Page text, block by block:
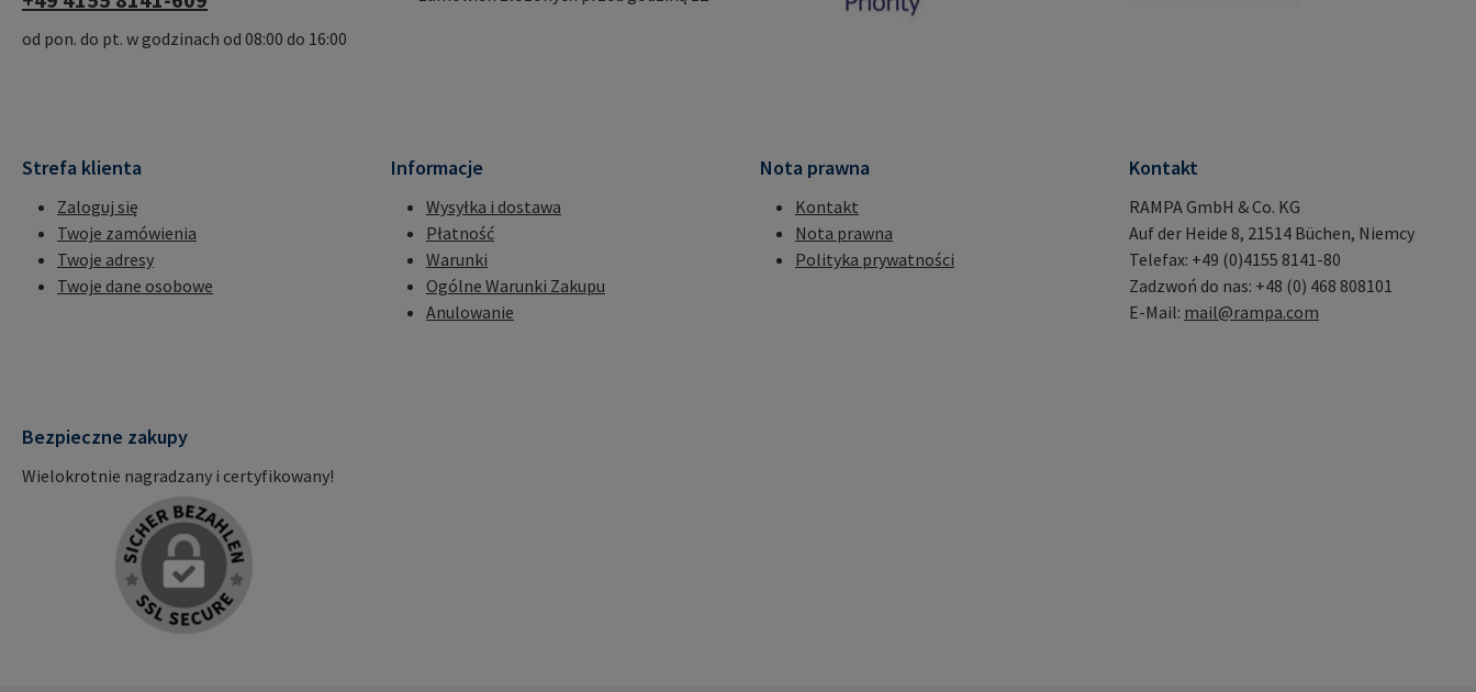
od pon. do pt. w godzinach od 08:00 do 16:00
Strefa klienta
Zaloguj się
Twoje zamówienia
Twoje adresy
Twoje dane osobowe
Informacje
Wysyłka i dostawa
Płatność
Warunki
Ogólne Warunki Zakupu
Anulowanie
Nota prawna
Kontakt
Nota prawna
Polityka prywatności
Kontakt
RAMPA GmbH & Co. KG
Auf der Heide 8, 21514 Büchen, Niemcy
Telefax: +49 (0)4155 8141-80
Zadzwoń do nas: +48 (0) 468 808101
E-Mail: mail@rampa.com
Bezpieczne zakupy
Wielokrotnie nagradzany i certyfikowany!